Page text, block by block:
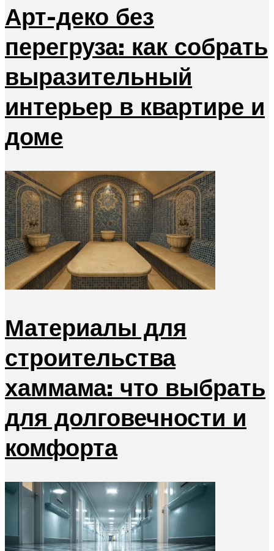
Арт-деко без
перегруза: как собрать
выразительный
интерьер в квартире и
доме
Материалы для
строительства
хаммама: что выбрать
для долговечности и
комфорта